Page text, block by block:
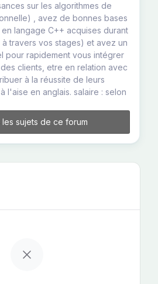
sur les algorithmes de
, avez de bonnes bases
langage C++ acquises durant
travers vos stages) et avez un
pour rapidement vous intégrer
clients, etre en relation avec
à la réussite de leurs
l'aise en anglais. salaire : selon
les sujets de ce forum